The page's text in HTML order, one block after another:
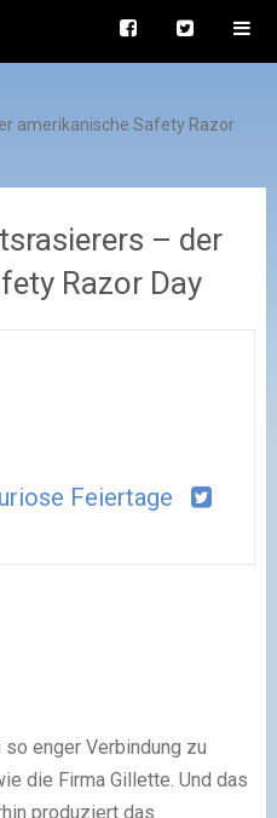
amerikanische Safety Razor
– der
Razor Day
Feiertage
enger Verbindung zu
die Firma Gillette. Und das
produziert das